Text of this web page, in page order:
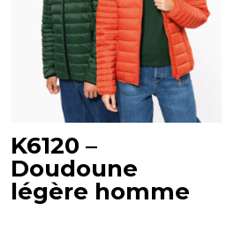
K6120 –
Doudoune
légère homme